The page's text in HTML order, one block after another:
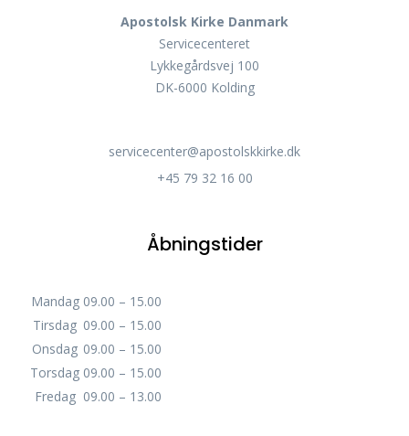
Apostolsk Kirke Danmark
Servicecenteret
Lykkegårdsvej 100
DK-6000 Kolding
servicecenter@apostolskkirke.dk
+45 79 32 16 00
Åbningstider
Mandag 09.00 – 15.00
Tirsdag 09.00 – 15.00
Onsdag 09.00 – 15.00
Torsdag 09.00 – 15.00
Fredag 09.00 – 13.00